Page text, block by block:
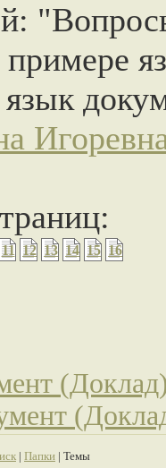
примере
11 12 13 14 15 16
| Папки | Темы